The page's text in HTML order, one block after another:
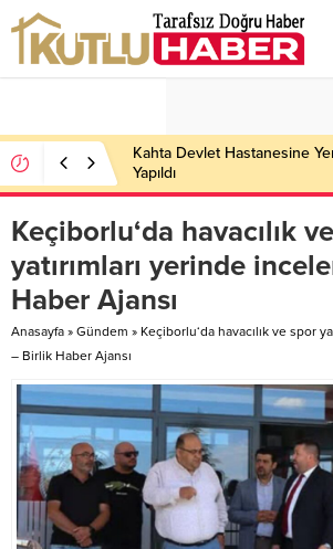
Kahta Devlet Hastanesine
Yapıldı
Keçiborlu‘da havacılık
yatırımları yerinde
Haber Ajansı
Anasayfa » Gündem » Keçiborlu‘da havacılık ve spor
– Birlik Haber Ajansı